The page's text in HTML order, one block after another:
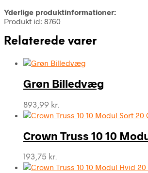
Yderlige produktinformationer:
Produkt id: 8760
Relaterede varer
Grøn Billedvæg
893,99 kr.
Crown Truss 10 10
193,75 kr.